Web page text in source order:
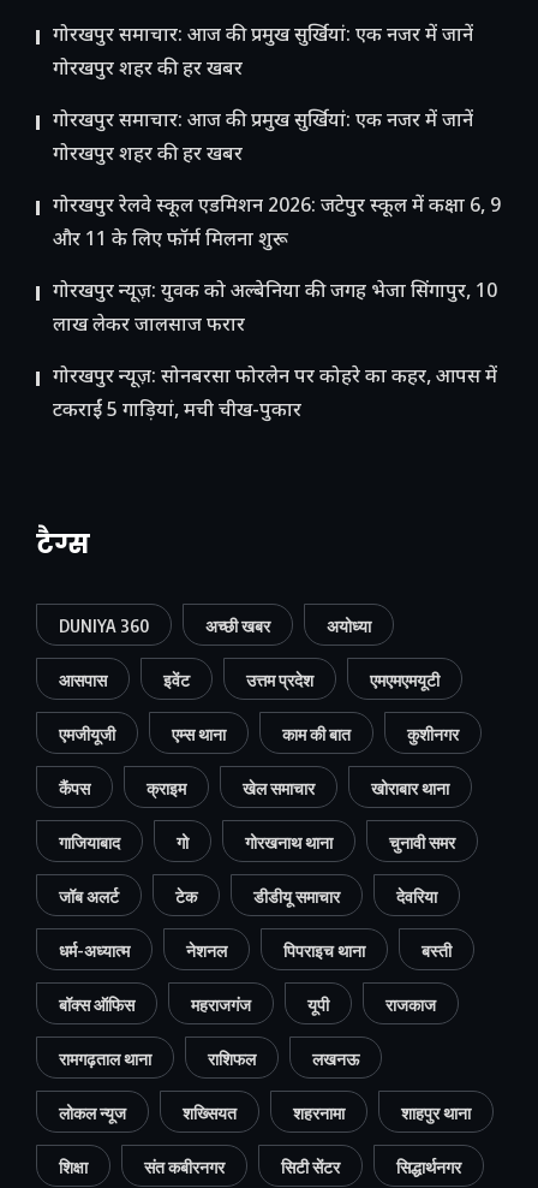
गोरखपुर समाचार: आज की प्रमुख सुर्खियां: एक नजर में जानें
गोरखपुर शहर की हर खबर
गोरखपुर समाचार: आज की प्रमुख सुर्खियां: एक नजर में जानें
गोरखपुर शहर की हर खबर
गोरखपुर रेलवे स्कूल एडमिशन 2026: जटेपुर स्कूल में कक्षा 6, 9
और 11 के लिए फॉर्म मिलना शुरू
गोरखपुर न्यूज़: युवक को अल्बेनिया की जगह भेजा सिंगापुर, 10
लाख लेकर जालसाज फरार
गोरखपुर न्यूज़: सोनबरसा फोरलेन पर कोहरे का कहर, आपस में
टकराईं 5 गाड़ियां, मची चीख-पुकार
टैग्स
DUNIYA 360 अच्छी खबर अयोध्या
आसपास इवेंट उत्तम प्रदेश एमएमएमयूटी
एमजीयूजी एम्स थाना काम की बात कुशीनगर
कैंपस क्राइम खेल समाचार खोराबार थाना
गाजियाबाद गो गोरखनाथ थाना चुनावी समर
जॉब अलर्ट टेक डीडीयू समाचार देवरिया
धर्म-अध्यात्म नेशनल पिपराइच थाना बस्ती
बॉक्स ऑफिस महराजगंज यूपी राजकाज
रामगढ़ताल थाना राशिफल लखनऊ
लोकल न्यूज शख्सियत शहरनामा शाहपुर थाना
शिक्षा संत कबीरनगर सिटी सेंटर सिद्धार्थनगर